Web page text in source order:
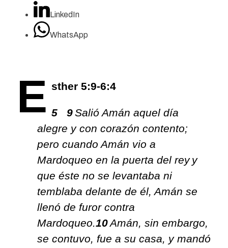
LinkedIn
WhatsApp
E sther 5:9-6:4
5 9Salió Amán aquel día
alegre y con corazón contento;
pero cuando Amán vio a
Mardoqueo en la puerta del rey y
que éste no se levantaba ni
temblaba delante de él, Amán se
llenó de furor contra
Mardoqueo.10Amán, sin embargo,
se contuvo, fue a su casa, y mandó